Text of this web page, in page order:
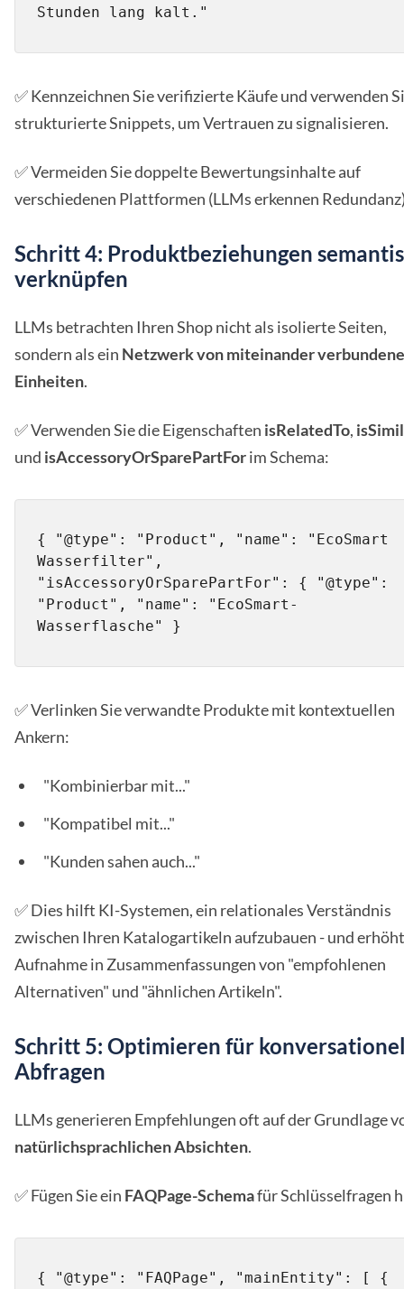
Stunden lang kalt."
✅ Kennzeichnen Sie verifizierte Käufe und verwenden
strukturierte Snippets, um Vertrauen zu signalisieren.
✅ Vermeiden Sie doppelte Bewertungsinhalte auf
verschiedenen Plattformen (LLMs erkennen
Schritt 4: Produktbeziehungen
verknüpfen
LLMs betrachten Ihren Shop nicht als isolierte Seiten,
sondern als ein Netzwerk von miteinander
Einheiten.
✅ Verwenden Sie die Eigenschaften isRelatedTo,
und isAccessoryOrSparePartForim Schema:
{ "@type": "Product", "name": "EcoSmart
Wasserfilter",
"isAccessoryOrSparePartFor": { "@type":
"Product", "name": "EcoSmart-
Wasserflasche" }
✅ Verlinken Sie verwandte Produkte mit kontextuellen
Ankern:
"Kombinierbar mit..."
"Kompatibel mit..."
"Kunden sahen auch..."
✅ Dies hilft KI-Systemen, ein relationales Verständnis
zwischen Ihren Katalogartikeln aufzubauen - und
Aufnahme in Zusammenfassungen von "empfohlenen
Alternativen" und "ähnlichen Artikeln".
Schritt 5: Optimieren für
Abfragen
LLMs generieren Empfehlungen oft auf der Grundlage
natürlichsprachlichen Absichten.
✅ Fügen Sie ein FAQPage-Schemafür Schlüsselfragen
{ "@type": "FAQPage", "mainEntity": [ {